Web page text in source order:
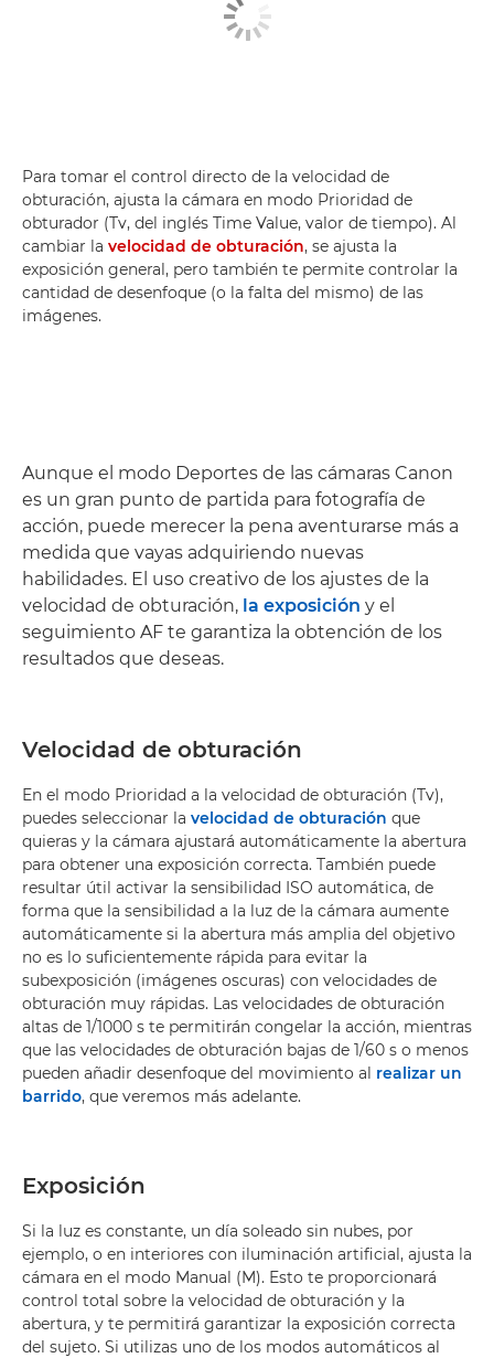
Para tomar el control directo de la velocidad de
obturación, ajusta la cámara en modo Prioridad de
obturador (Tv, del inglés Time Value, valor de tiempo). Al
cambiar la velocidad de obturación, se ajusta la
exposición general, pero también te permite controlar la
cantidad de desenfoque (o la falta del mismo) de las
imágenes.
Aunque el modo Deportes de las cámaras Canon
es un gran punto de partida para fotografía de
acción, puede merecer la pena aventurarse más a
medida que vayas adquiriendo nuevas
habilidades. El uso creativo de los ajustes de la
velocidad de obturación, la exposición y el
seguimiento AF te garantiza la obtención de los
resultados que deseas.
Velocidad de obturación
En el modo Prioridad a la velocidad de obturación (Tv),
puedes seleccionar la velocidad de obturación que
quieras y la cámara ajustará automáticamente la abertura
para obtener una exposición correcta. También puede
resultar útil activar la sensibilidad ISO automática, de
forma que la sensibilidad a la luz de la cámara aumente
automáticamente si la abertura más amplia del objetivo
no es lo suficientemente rápida para evitar la
subexposición (imágenes oscuras) con velocidades de
obturación muy rápidas. Las velocidades de obturación
altas de 1/1000 s te permitirán congelar la acción, mientras
que las velocidades de obturación bajas de 1/60 s o menos
pueden añadir desenfoque del movimiento al realizar un
barrido, que veremos más adelante.
Exposición
Si la luz es constante, un día soleado sin nubes, por
ejemplo, o en interiores con iluminación artificial, ajusta la
cámara en el modo Manual (M). Esto te proporcionará
control total sobre la velocidad de obturación y la
abertura, y te permitirá garantizar la exposición correcta
del sujeto. Si utilizas uno de los modos automáticos al